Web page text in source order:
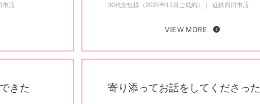
市店 30代女性様（2025年11月ご成約） 近鉄四日市店
VIEW MORE
きた 寄り添ってお話をしてくださった